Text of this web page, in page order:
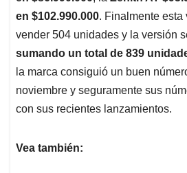
en $102.990.000. Finalmente
vender 504 unidades y la versión
sumando un total de 839
la marca consiguió un buen
noviembre y seguramente sus
con sus recientes lanzamientos.
Vea también: